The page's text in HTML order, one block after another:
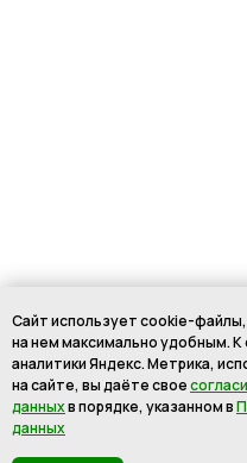
Сайт использует cookie-
на нем максимально удобным.
аналитики Яндекс. Метрика,
на сайте, вы даёте свое
данныхв порядке, указанном в
данных